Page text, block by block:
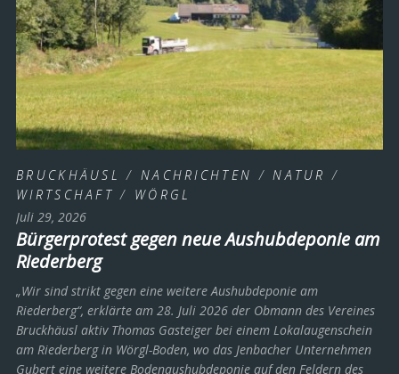
BRUCKHÄUSL / NACHRICHTEN /NATUR /
WIRTSCHAFT / WÖRGL
Juli 29, 2026
Bürgerprotest gegen neue Aushubdeponie am
Riederberg
„Wir sind strikt gegen eine weitere Aushubdeponie am
Riederberg“, erklärte am 28. Juli 2026 der Obmann des Vereines
Bruckhäusl aktiv Thomas Gasteiger bei einem Lokalaugenschein
am Riederberg in Wörgl-Boden, wo das Jenbacher Unternehmen
Gubert eine weitere Bodenaushubdeponie auf den Feldern des